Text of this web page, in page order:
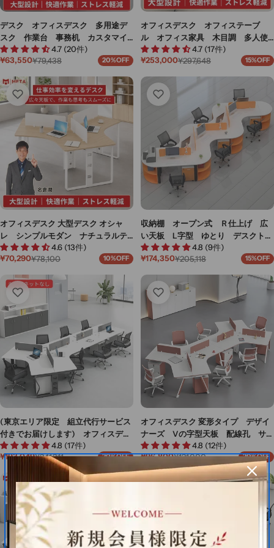
デスク オフィスデスク 多用途デ
スク 作業台 事務机 カスタマイ
ズ可能 BGZ-M-007
4.7 (20件)
セ
ル
価
¥63,550
通
価
格
¥79,438 20%OFF
オフィスデスク オフィステーブ
ル オフィス家具 木目調 多人使
用 分類収納 トップパネル付き
引出し付き 錠付き グレー カス
4.7 (17件)
セ
価
¥253,000
通
格
¥297,648 15%OFF
オフィスデスク 大型デスク オシャ
レ シンプルモダン ナチュラルテ
イスト 多人数対応 スチール脚
ロの字脚 サイドワゴン キャスタ
工 ナチュラル カスタマイズ可
能 BGZ-M047
4.6 (13件)
セ
ル
格
¥70,290
通
価
¥78,100 10%OFF
収納棚 オープン式 Ｒ仕上げ 広
い天板 L字型 ゆとり デスクトッ
プパネル デスク オフィスデス
ク シンプル 洗練 デザイン性
4.8 (9件)
セ
価
格
¥174,350
通
格
¥205,118 15%OFF
(東京エリア限定 組立代行サービス
付きでお届けします) オフィスデス
ク U字型オフィスデスク オフィステ
ーブル ワークデスク キャビネット付
きタイプ選択可 3/5/6/7/8/10人用可
事務机 BGZ-M-015-kc
4.8 (17件)
セ
ル
価
格
¥193,049
通
価
格
¥241,311 20%OFF
オフィスデスク 変形タイプ デザイ
ナーズ Vの字型天板 配線孔 サイ
ドワゴン ダイヤル錠 メラミン化
粧板 レッド カスタマイズ可能
BGZ-M046
4.8 (12件)
セ
ー
ル
¥96,800
通
常
価
¥121,000 20%OFF